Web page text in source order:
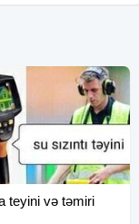
teyini və təmiri